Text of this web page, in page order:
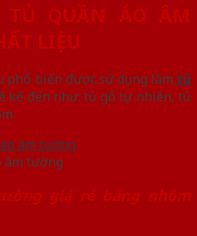
QUẦN ÁO ÂM
LIỆU
phổ biến được sử dụng làm tủ
kế đến như: tủ gỗ tự nhiên, tủ
âm tường
giá rẻ bằng nhôm